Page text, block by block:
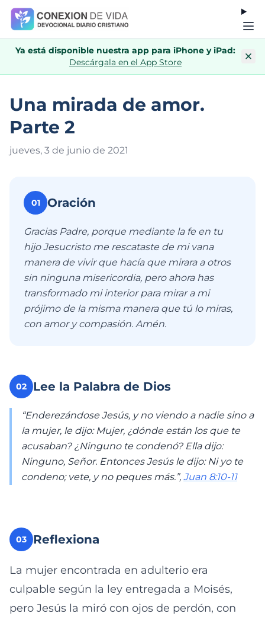
Ya está disponible nuestra app para iPhone y iPad:
Descárgala en el App Store
Una mirada de amor.
Parte 2
jueves, 3 de junio de 2021
01 Oración
Gracias Padre, porque mediante la fe en tu
hijo Jesucristo me rescataste de mi vana
manera de vivir que hacía que mirara a otros
sin ninguna misericordia, pero ahora has
transformado mi interior para mirar a mi
prójimo de la misma manera que tú lo miras,
con amor y compasión. Amén.
02 Lee la Palabra de Dios
“Enderezándose Jesús, y no viendo a nadie sino a
la mujer, le dijo: Mujer, ¿dónde están los que te
acusaban? ¿Ninguno te condenó? Ella dijo:
Ninguno, Señor. Entonces Jesús le dijo: Ni yo te
condeno; vete, y no peques más.”, Juan 8:10-11
03 Reflexiona
La mujer encontrada en adulterio era
culpable según la ley entregada a Moisés,
pero Jesús la miró con ojos de perdón, con